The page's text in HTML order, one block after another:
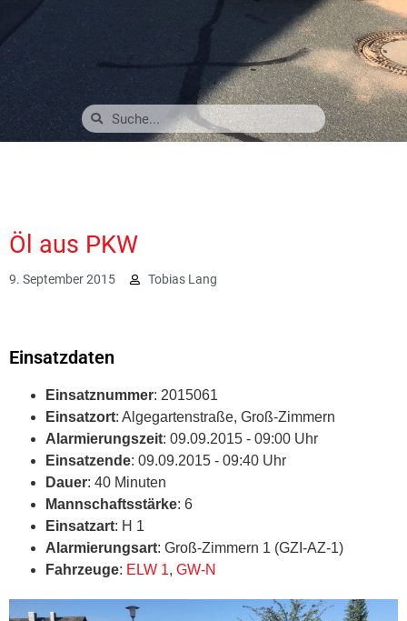
Öl aus PKW
9. September 2015 Tobias Lang
Einsatzdaten
Einsatznummer: 2015061
Einsatzort: Algegartenstraße, Groß-Zimmern
Alarmierungszeit: 09.09.2015 - 09:00 Uhr
Einsatzende: 09.09.2015 - 09:40 Uhr
Dauer: 40 Minuten
Mannschaftsstärke: 6
Einsatzart: H 1
Alarmierungsart: Groß-Zimmern 1 (GZI-AZ-1)
Fahrzeuge: ELW 1, GW-N